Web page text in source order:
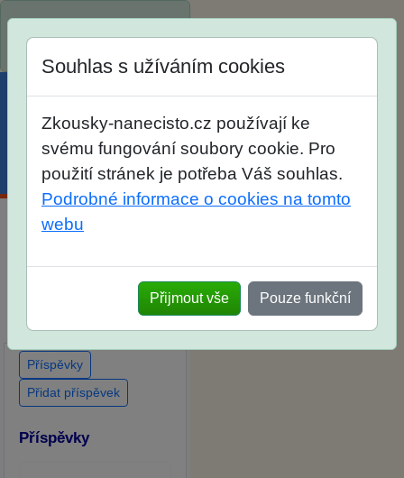
Spustili jsme přihlašování
na školní rok 2026/2027!
Účet Košík
u zkoušek na SŠ? Vaše
ohlasy po skutečných
přijímacích zkouškách
Souhlas s užíváním cookies
Zkousky-nanecisto.cz používají ke
svému fungování soubory cookie. Pro
použití stránek je potřeba Váš souhlas.
Podrobné informace o cookies na tomto
webu
Přijmout vše Pouze funkční
Příspěvky
Přidat příspěvek
Příspěvky